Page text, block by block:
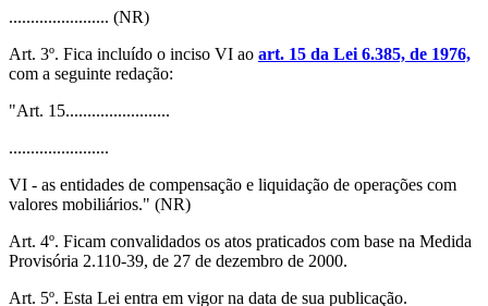
....................... (NR)
Art. 3º. Fica incluído o inciso VI ao art. 15 da Lei 6.385, de 1976,
com a seguinte redação:
"Art. 15........................
.......................
VI - as entidades de compensação e liquidação de operações com
valores mobiliários." (NR)
Art. 4º. Ficam convalidados os atos praticados com base na Medida
Provisória 2.110-39, de 27 de dezembro de 2000.
Art. 5º. Esta Lei entra em vigor na data de sua publicação.